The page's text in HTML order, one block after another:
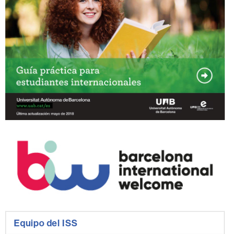
Equipo del ISS